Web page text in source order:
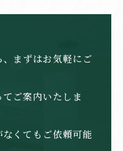
まずはお気軽にご
ご案内いたしま
くてもご依頼可能